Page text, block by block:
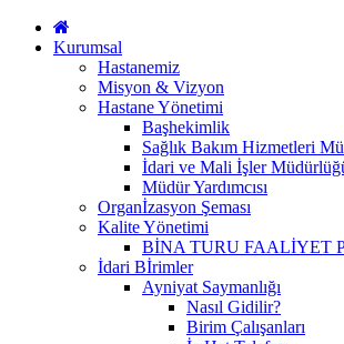
Kurumsal
Hastanemiz
Misyon & Vizyon
Hastane Yönetimi
Başhekimlik
Sağlık Bakım Hizmetleri
İdari ve Mali İşler
Müdür Yardımcısı
Organİzasyon Şeması
Kalite Yönetimi
BİNA TURU FAALİYET
İdari Bİrimler
Ayniyat Saymanlığı
Nasıl Gidilir?
Birim Çalışanları